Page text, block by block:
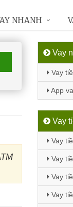
Vay
Vay
App
Vay
Vay
Vay
Vay
Vay
NHANH